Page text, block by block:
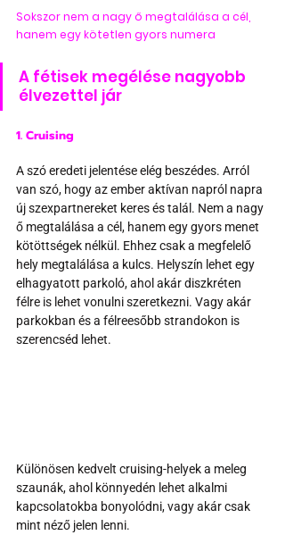
Sokszor nem a nagy ő megtalálása a cél,
hanem egy kötetlen gyors numera
A fétisek megélése nagyobb
élvezettel jár
1. Cruising
A szó eredeti jelentése elég beszédes. Arról
van szó, hogy az ember aktívan napról napra
új szexpartnereket keres és talál. Nem a nagy
ő megtalálása a cél, hanem egy gyors menet
kötöttségek nélkül. Ehhez csak a megfelelő
hely megtalálása a kulcs. Helyszín lehet egy
elhagyatott parkoló, ahol akár diszkréten
félre is lehet vonulni szeretkezni. Vagy akár
parkokban és a félreesőbb strandokon is
szerencséd lehet.
Különösen kedvelt cruising-helyek a meleg
szaunák, ahol könnyedén lehet alkalmi
kapcsolatokba bonyolódni, vagy akár csak
mint néző jelen lenni.